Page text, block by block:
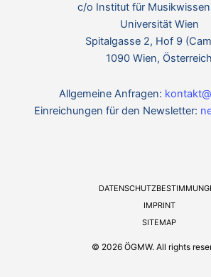
c/o Institut für
Universität Wien
Spitalgasse 2, Hof 9
1090 Wien, Österreich
Allgemeine Anfragen:
Einreichungen für den Newsletter:
IMPRINT
SITEMAP
© 2026 ÖGMW. All rights